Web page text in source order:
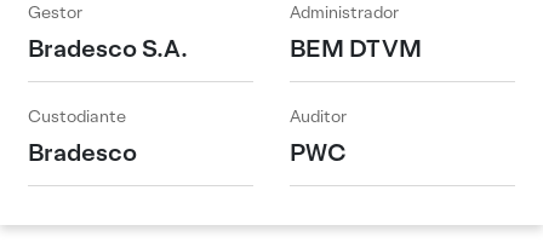
Gestor
Bradesco S.A.
Administrador
BEM DTVM
Custodiante
Bradesco
Auditor
PWC